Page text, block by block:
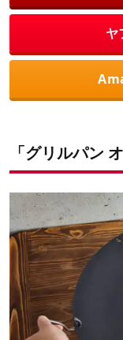
ヤ
「グリルパン